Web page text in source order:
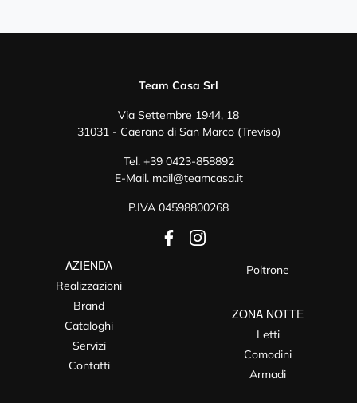
Team Casa Srl
Via Settembre 1944, 18
31031 - Caerano di San Marco (Treviso)
Tel. +39 0423-858892
E-Mail. mail@teamcasa.it
P.IVA 04598800268
AZIENDA
Realizzazioni
Brand
Cataloghi
Servizi
Contatti
Poltrone
ZONA NOTTE
Letti
Comodini
Armadi